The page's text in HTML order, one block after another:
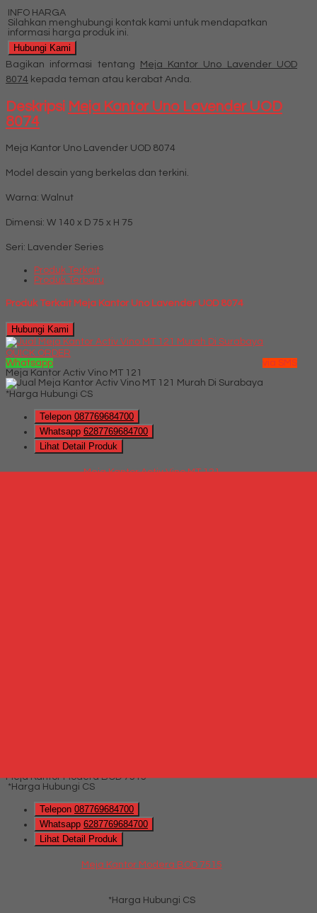
INFO HARGA
Silahkan menghubungi kontak kami untuk mendapatkan
informasi harga produk ini.
Hubungi Kami
Bagikan informasi tentang Meja Kantor Uno Lavender UOD
8074 kepada teman atau kerabat Anda.
Deskripsi Meja Kantor Uno Lavender UOD
8074
Meja Kantor Uno Lavender UOD 8074
Model desain yang berkelas dan terkini.
Warna: Walnut
Dimensi: W 140 x D 75 x H 75
Seri: Lavender Series
Produk Terkait
Produk Terbaru
Produk Terkait Meja Kantor Uno Lavender UOD 8074
Hubungi Kami
QUICK ORDER
Whatsapp
via SMS
Meja Kantor Activ Vino MT 121
*Harga Hubungi CS
Telepon 087769684700
Whatsapp 6287769684700
Lihat Detail Produk
Meja Kantor Activ Vino MT 121
Meja Kantor Modera BOD 7515
*Harga Hubungi CS
Telepon 087769684700
Whatsapp 6287769684700
Lihat Detail Produk
Meja Kantor Modera BOD 7515
*Harga Hubungi CS